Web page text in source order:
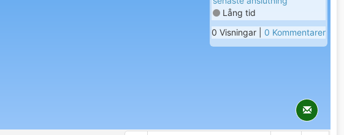
Lång tid
0 Visningar | 0 Kommentarer